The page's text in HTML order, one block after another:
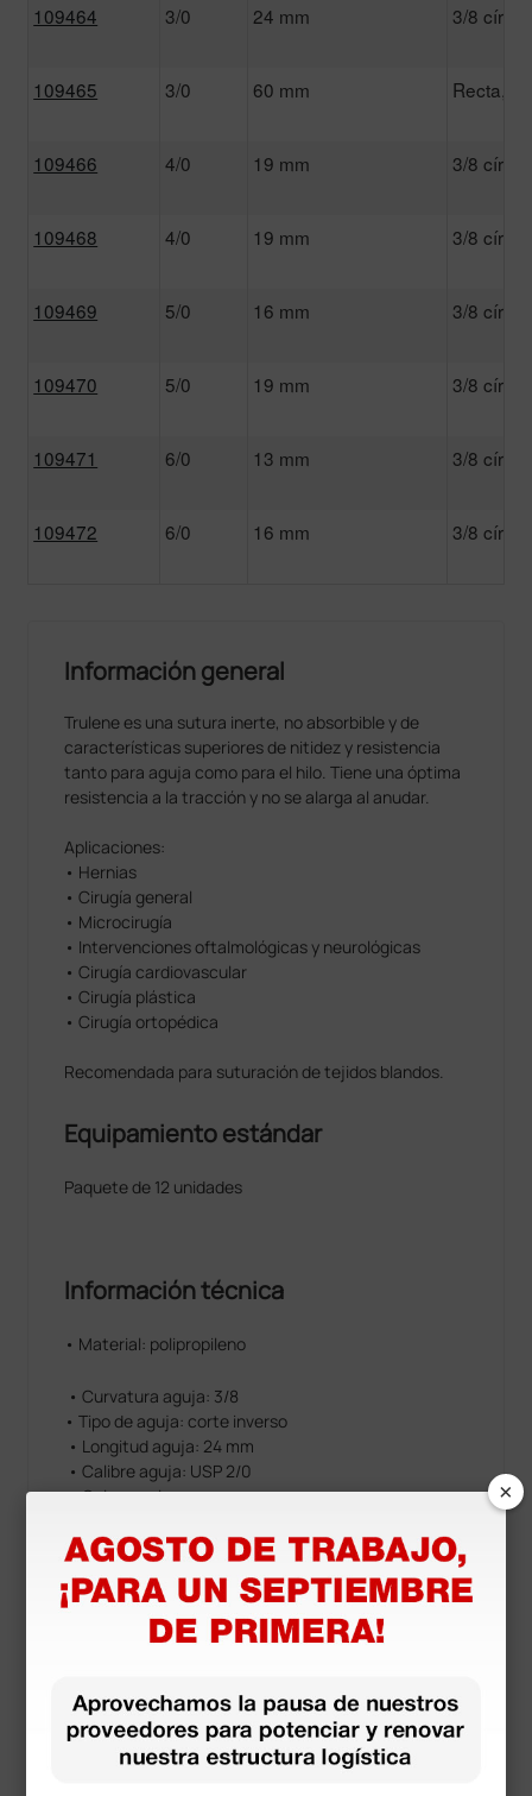
109464 3/0 24 mm 3/8
109465 3/0 60 mm Recta,
109466 4/0 19 mm 3/8
109468 4/0 19 mm 3/8
109469 5/0 16 mm 3/8
109470 5/0 19 mm 3/8
109471 6/0 13 mm 3/8
109472 6/0 16 mm 3/8
Información general
Trulene es una sutura inerte, no absorbible y de
características superiores de nitidez y resistencia
tanto para aguja como para el hilo. Tiene una óptima
resistencia a la tracción y no se alarga al anudar.
Aplicaciones:
• Hernias
• Cirugía general
• Microcirugía
• Intervenciones oftalmológicas y neurológicas
• Cirugía cardiovascular
• Cirugía plástica
• Cirugía ortopédica
Recomendada para suturación de tejidos blandos.
Equipamiento estándar
Paquete de 12 unidades
Información técnica
• Material: polipropileno
• Curvatura aguja: 3/8
• Tipo de aguja: corte inverso
• Longitud aguja: 24 mm
• Calibre aguja: USP 2/0
• Color: azul
• Longitud hilo: 70 cm
Documentos
descargables
×